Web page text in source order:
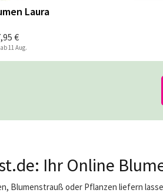
€
Laura
11 Aug.
Ihr Online
Blumenstrauß oder Pflanzen liefern